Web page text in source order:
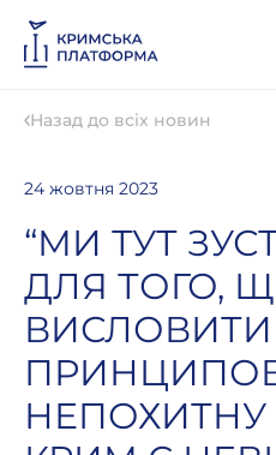
Назад до всіх новин
24 жовтня 2023
“МИ ТУТ
ДЛЯ ТОГО,
НЕПОХИТНУ